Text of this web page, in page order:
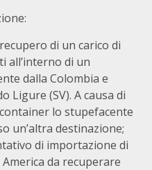
di un carico di
all’interno di un
dalla Colombia e
Ligure (SV). A causa di
lo stupefacente
un’altra destinazione;
di importazione di
America da recuperare